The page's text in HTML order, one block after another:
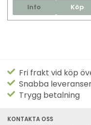
Info Köp
Fri frakt vid köp
Snabba
Trygg betalning
KONTAKTA OSS